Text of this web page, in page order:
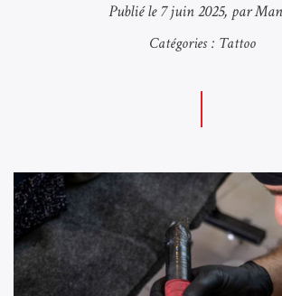
Publié le7 juin 2025, par
Catégories : Tattoo